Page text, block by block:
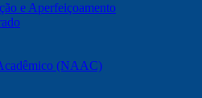
e Aperfeiçoamento
(NAAC)